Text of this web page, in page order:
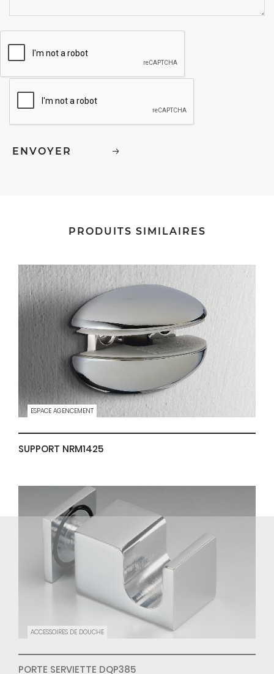
PRODUITS SIMILAIRES
ESPACE AGENCEMENT
SUPPORT NRM1425
ACCESSOIRES DE DOUCHE
PORTE SERVIETTE DQP385